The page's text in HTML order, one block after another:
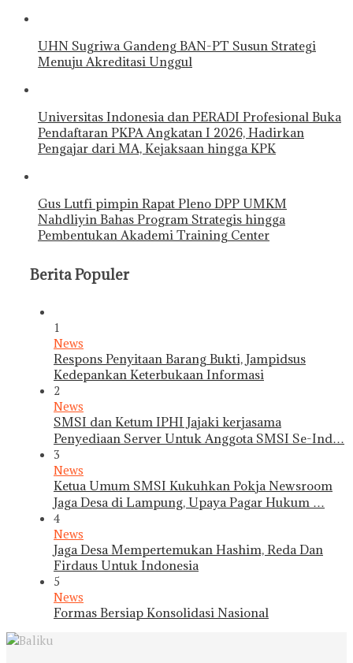
UHN Sugriwa Gandeng BAN-PT Susun Strategi
Menuju Akreditasi Unggul
Universitas Indonesia dan PERADI Profesional Buka
Pendaftaran PKPA Angkatan I 2026, Hadirkan
Pengajar dari MA, Kejaksaan hingga KPK
Gus Lutfi pimpin Rapat Pleno DPP UMKM
Nahdliyin Bahas Program Strategis hingga
Pembentukan Akademi Training Center
Berita Populer
1
News
Respons Penyitaan Barang Bukti, Jampidsus
Kedepankan Keterbukaan Informasi
2
News
SMSI dan Ketum IPHI Jajaki kerjasama
Penyediaan Server Untuk Anggota SMSI Se-Ind…
3
News
Ketua Umum SMSI Kukuhkan Pokja Newsroom
Jaga Desa di Lampung, Upaya Pagar Hukum …
4
News
Jaga Desa Mempertemukan Hashim, Reda Dan
Firdaus Untuk Indonesia
5
News
Formas Bersiap Konsolidasi Nasional